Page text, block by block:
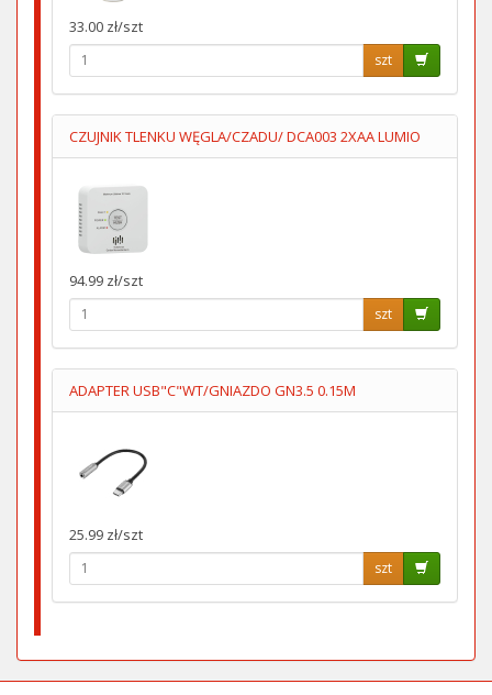
33.00 zł/szt
szt
CZUJNIK TLENKU WĘGLA/CZADU/ DCA003 2XAA LUMIO
94.99 zł/szt
szt
ADAPTER USB"C"WT/GNIAZDO GN3.5 0.15M
25.99 zł/szt
szt